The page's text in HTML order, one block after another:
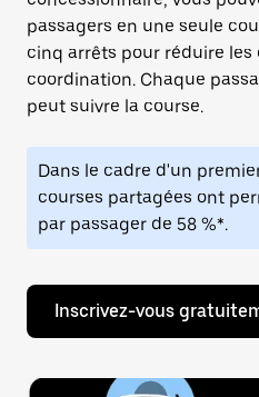
passagers en une seule
cinq arrêts pour réduire
coordination. Chaque
peut suivre la course.
Dans le cadre d'un
courses partagées ont
par passager de 58 %*.
Inscrivez-vous